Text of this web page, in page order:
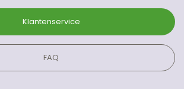
Klantenservice
FAQ